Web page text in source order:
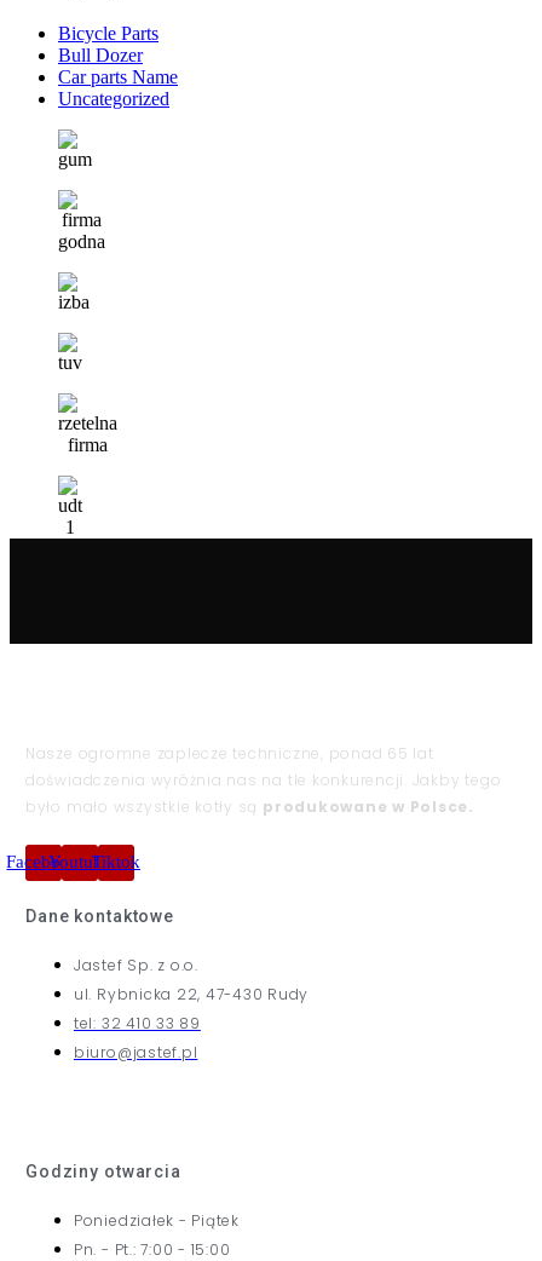
Bicycle Parts
Bull Dozer
Car parts Name
Uncategorized
Nasze ogromne zaplecze techniczne, ponad 65 lat
doświadczenia wyróżnia nas na tle konkurencji. Jakby tego
było mało wszystkie kotły są produkowane w Polsce.
FacebookYoutubeTiktok
Dane kontaktowe
Jastef Sp. z o.o.
ul. Rybnicka 22, 47-430 Rudy
tel: 32 410 33 89
biuro@jastef.pl
Godziny otwarcia
Poniedziałek - Piątek
Pn. - Pt.: 7:00 - 15:00